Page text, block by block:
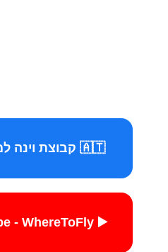
🇦🇹 קבוצת וינה למטיילים
▶️ YouTube - WhereToFly